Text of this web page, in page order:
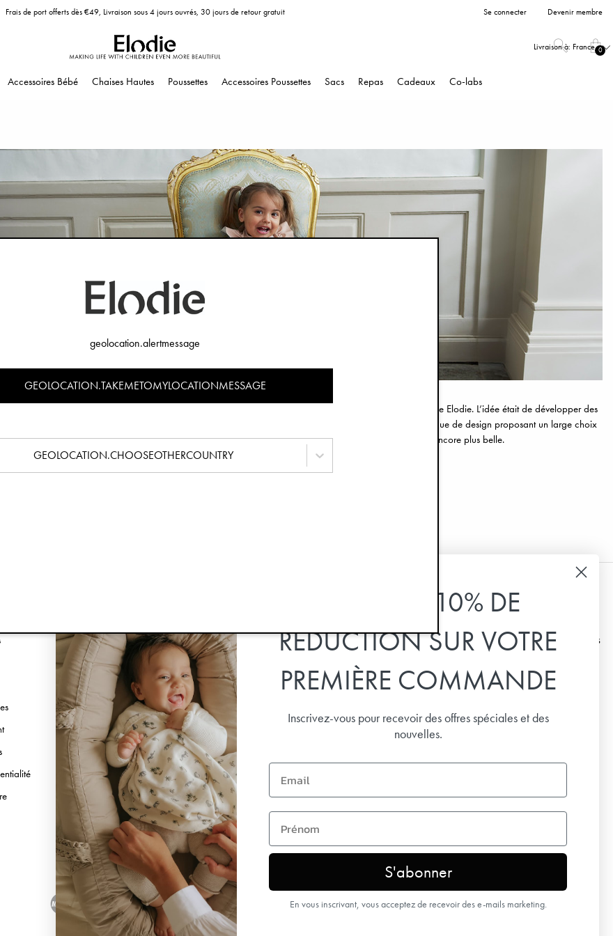
Frais de port offerts dès €49, Livraison sous 4 jours ouvrés, 30 jours de retour gratuit Se connecter Devenir membre
Livraison à: France 0
Accessoires Bébé Chaises Hautes Poussettes Accessoires Poussettes Sacs Repas Cadeaux Co-labs
de design suédoise fondée par Linda Sätterström à Stockholm en 2005, peu après la naissance de sa fille Elodie. L’idée était de développer des
pour bébé qui allient design et fonctionnalité. Depuis, le projet de bricolage de Linda est devenu une marque de design proposant un large choix
pour bébé que l’on retrouve partout dans le monde. L’ambition d’Elodie est de rendre la vie avec enfants encore plus belle.
Facebook
Instagram
TikTok
Pinterest
Youtube
Linkedin
Recevez nos invitations
Abonnez-vous à notre newsletter pour recevoir les
inspirer.
S'ABONNER
Copyright © 2026 Elodie Details
geolocation.alertmessage
GEOLOCATION.TAKEMETOMYLOCATIONMESSAGE
GEOLOCATION.CHOOSEOTHERCOUNTRY
OBTENEZ 10% DE
RÉDUCTION SUR VOTRE
PREMIÈRE COMMANDE
Inscrivez-vous pour recevoir des offres spéciales et des
nouvelles.
Email
first name
S'abonner
En vous inscrivant, vous acceptez de recevoir des e-mails marketing.